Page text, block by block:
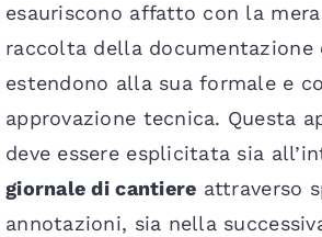
esauriscono affatto con la
raccolta della documentazione
estendono alla sua formale e
approvazione tecnica. Questa
deve essere esplicitata sia
giornale di cantiere attraverso
annotazioni, sia nella